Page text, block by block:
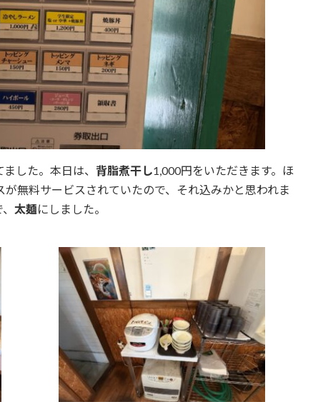
した。本日は、 背脂煮干し1,000円をいただきます。ほ
無料サービスされていたので、それ込みかと思われま
太麺にしました。